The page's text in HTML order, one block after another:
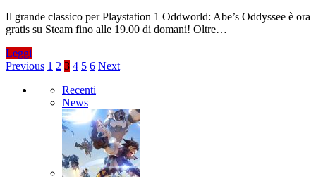
Il grande classico per Playstation 1 Oddworld: Abe’s Oddyssee è ora
gratis su Steam fino alle 19.00 di domani! Oltre…
Leggi
Previous 1 2 3 4 5 6 Next
Recenti
News